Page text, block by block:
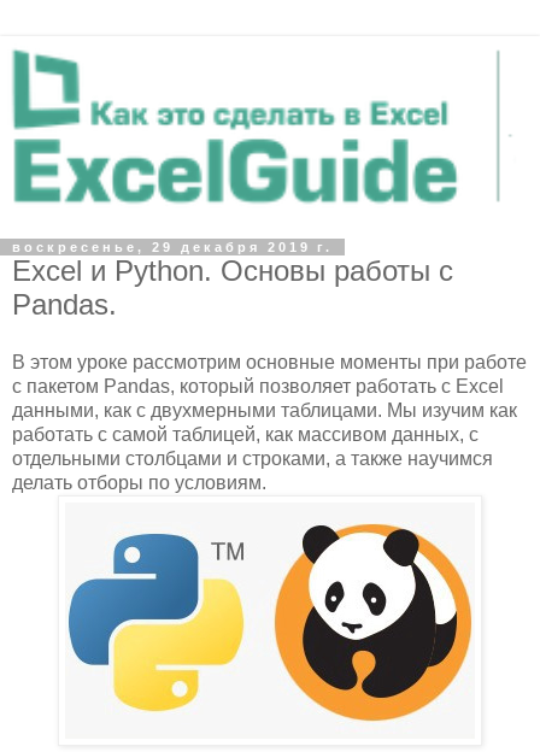
воскресенье, 29 декабря 2019 г.
Excel и Python. Основы работы с
Pandas.
В этом уроке рассмотрим основные моменты при работе
с пакетом Pandas, который позволяет работать с Excel
данными, как с двухмерными таблицами. Мы изучим как
работать с самой таблицей, как массивом данных, с
отдельными столбцами и строками, а также научимся
делать отборы по условиям.